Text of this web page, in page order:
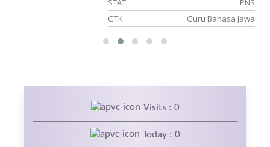
STAT
PNS
GTK
Guru Bahasa Jawa
Visits : 0
Today : 0